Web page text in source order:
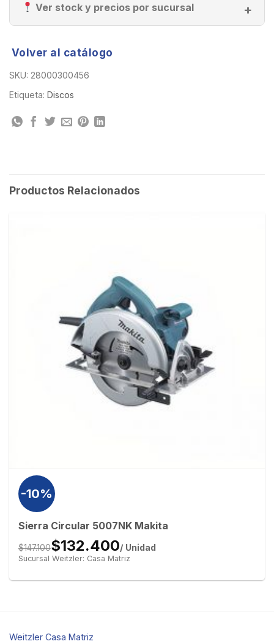
Ver stock y precios por sucursal
Volver al catálogo
SKU: 28000300456
Etiqueta: Discos
Productos Relacionados
-10%
Sierra Circular 5007NK Makita
$147.100$132.400/ Unidad
Sucursal Weitzler: Casa Matriz
Weitzler Casa Matriz